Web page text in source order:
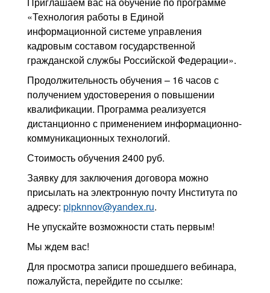
«Технология работы в Единой
информационной системе управления
кадровым составом государственной
гражданской службы Российской Федерации».
Продолжительность обучения – 16 часов с
получением удостоверения о повышении
квалификации. Программа реализуется
дистанционно с применением информационно-
коммуникационных технологий.
Стоимость обучения 2400 руб.
Заявку для заключения договора можно
присылать на электронную почту Института по
адресу: pipknnov@yandex.ru.
Не упускайте возможности стать первым!
Мы ждем вас!
Для просмотра записи прошедшего вебинара,
пожалуйста, перейдите по ссылке: